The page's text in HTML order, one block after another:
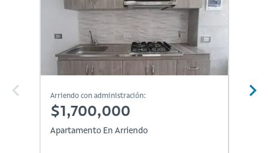
Arriendo con administración:
$1,700,000
Apartamento En Arriendo